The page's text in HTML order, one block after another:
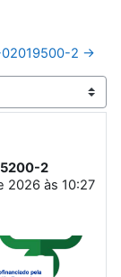
02019500-2 →
2
2026 às 10:27